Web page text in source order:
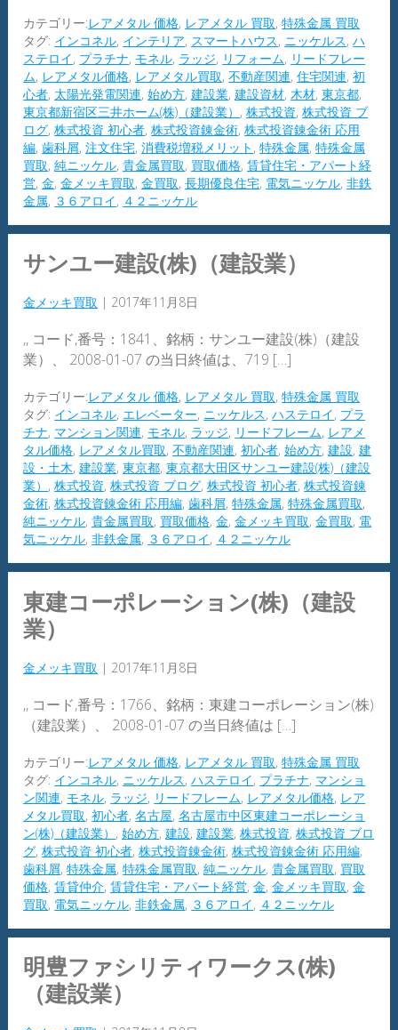
カテゴリー:レアメタル 価格, レアメタル 買取,特殊金属 買取
タグ: インコネル, インテリア, スマートハウス, ニッケルス,ハ
ステロイ, プラチナ, モネル, ラッジ, リフォーム, リードフレー
ム, レアメタル価格, レアメタル買取,不動産関連,住宅関連,初
心者, 太陽光発電関連,始め方,建設業,建設資材, 木材,東京都,
東京都新宿区三井ホーム(株)（建設業） ,株式投資,株式投資 ブ
ログ,株式投資 初心者,株式投資錬金術,株式投資錬金術 応用
編,歯科屑,注文住宅,消費税増税メリット ,特殊金属,特殊金属
買取,純ニッケル,貴金属買取, 買取価格,賃貸住宅・アパート経
営,金,金メッキ買取,金買取,長期優良住宅, 電気ニッケル,非鉄
金属, ３６アロイ, ４２ニッケル
サンユー建設(株)（建設業）
金メッキ買取 | 2017年11月8日
,, コード,番号：1841、銘柄：サンユー建設(株)（建設
業）、 2008-01-07 の当日終値は、719 […]
カテゴリー:レアメタル 価格, レアメタル 買取,特殊金属 買取
タグ: インコネル, エレベーター, ニッケルス,ハステロイ, プラ
チナ, マンション関連, モネル, ラッジ, リードフレーム, レアメ
タル価格, レアメタル買取,不動産関連,初心者,始め方,建設,建
設・土木,建設業,東京都,東京都大田区サンユー建設(株)（建設
業） ,株式投資,株式投資 ブログ,株式投資 初心者,株式投資錬
金術,株式投資錬金術 応用編,歯科屑,特殊金属,特殊金属買取,
純ニッケル,貴金属買取, 買取価格,金,金メッキ買取,金買取, 電
気ニッケル,非鉄金属, ３６アロイ, ４２ニッケル
東建コーポレーション(株)（建設
業）
金メッキ買取 | 2017年11月8日
,, コード,番号：1766、銘柄：東建コーポレーション(株)
（建設業）、 2008-01-07 の当日終値は […]
カテゴリー:レアメタル 価格, レアメタル 買取,特殊金属 買取
タグ: インコネル, ニッケルス,ハステロイ, プラチナ, マンショ
ン関連, モネル, ラッジ, リードフレーム, レアメタル価格, レア
メタル買取,初心者,名古屋,名古屋市中区東建コーポレーショ
ン(株)（建設業） ,始め方,建設,建設業,株式投資,株式投資 ブロ
グ,株式投資 初心者,株式投資錬金術,株式投資錬金術 応用編,
歯科屑,特殊金属,特殊金属買取,純ニッケル,貴金属買取, 買取
価格,賃貸仲介,賃貸住宅・アパート経営,金,金メッキ買取,金
買取, 電気ニッケル,非鉄金属, ３６アロイ, ４２ニッケル
明豊ファシリティワークス(株)
（建設業）